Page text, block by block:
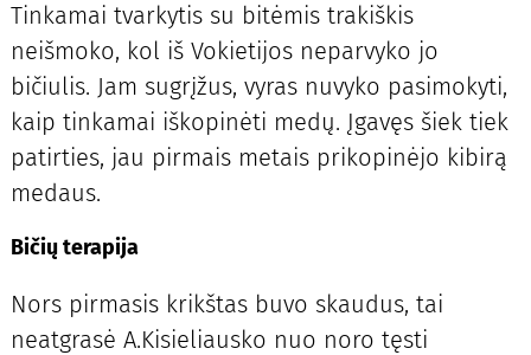
Tinkamai tvarkytis su bitėmis trakiškis
neišmoko, kol iš Vokietijos neparvyko jo
bičiulis. Jam sugrįžus, vyras nuvyko pasimokyti,
kaip tinkamai iškopinėti medų. Įgavęs šiek tiek
patirties, jau pirmais metais prikopinėjo kibirą
medaus.
Bičių terapija
Nors pirmasis krikštas buvo skaudus, tai
neatgrasė A.Kisieliausko nuo noro tęsti